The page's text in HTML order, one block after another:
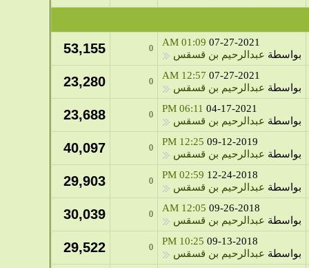
07-27-2021
01:09 AM
بواسطة عبدالرحيم بن قسقس
0
53,155
07-27-2021
12:57 AM
بواسطة عبدالرحيم بن قسقس
0
23,280
04-17-2021
06:11 PM
بواسطة عبدالرحيم بن قسقس
0
23,688
09-12-2019
12:25 PM
بواسطة عبدالرحيم بن قسقس
0
40,097
12-24-2018
02:59 PM
بواسطة عبدالرحيم بن قسقس
0
29,903
09-26-2018
12:05 AM
بواسطة عبدالرحيم بن قسقس
0
30,039
09-13-2018
10:25 PM
بواسطة عبدالرحيم بن قسقس
0
29,522